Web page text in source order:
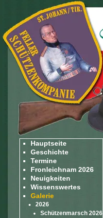
Hauptseite
Geschichte
Termine
Fronleichnam 2026
Neuigkeiten
Wissenswertes
Galerie
2026
Schützenmarsch 2026